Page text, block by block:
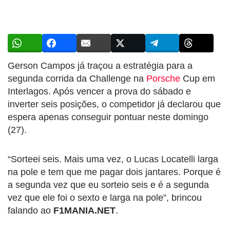
Gerson Campos já traçou a estratégia para a
segunda corrida da Challenge na Porsche Cup em
Interlagos. Após vencer a prova do sábado e
inverter seis posições, o competidor já declarou que
espera apenas conseguir pontuar neste domingo
(27).
“Sorteei seis. Mais uma vez, o Lucas Locatelli larga
na pole e tem que me pagar dois jantares. Porque é
a segunda vez que eu sorteio seis e é a segunda
vez que ele foi o sexto e larga na pole”, brincou
falando ao F1MANIA.NET.